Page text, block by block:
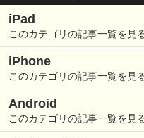
iPad
このカテゴリの記事一覧を見
iPhone
このカテゴリの記事一覧を見
Android
このカテゴリの記事一覧を見